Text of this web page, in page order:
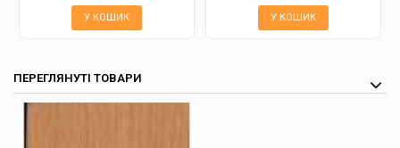
У КОШИК У КОШИК
ПЕРЕГЛЯНУТІ ТОВАРИ